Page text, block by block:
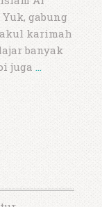
gabung
karimah
banyak
juga …